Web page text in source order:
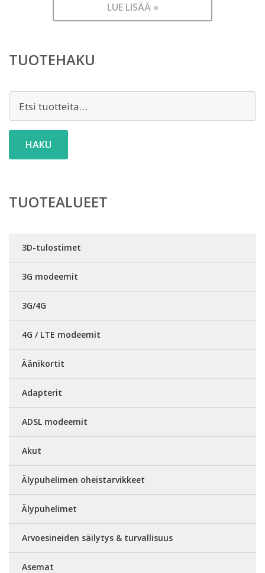
LUE LISÄÄ »
TUOTEHAKU
HAKU
TUOTEALUEET
3D-tulostimet
3G modeemit
3G/4G
4G / LTE modeemit
Äänikortit
Adapterit
ADSL modeemit
Akut
Älypuhelimen oheistarvikkeet
Älypuhelimet
Arvoesineiden säilytys & turvallisuus
Asemat